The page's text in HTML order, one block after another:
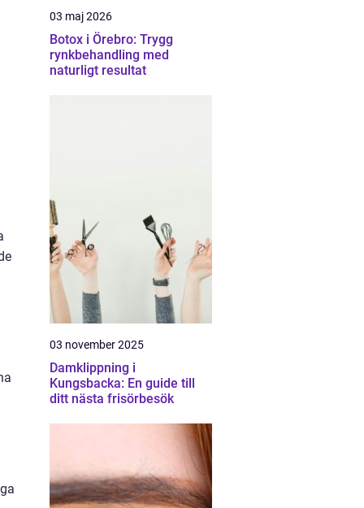
03 maj 2026
Botox i Örebro: Trygg
rynkbehandling med
naturligt resultat
03 november 2025
Damklippning i
Kungsbacka: En guide till
ditt nästa frisörbesök